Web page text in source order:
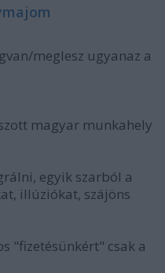
meglesz ugyanaz a
magyar munkahely
egyik szarból a
illúziókat, szájöns
"fizetésünkért" csak a